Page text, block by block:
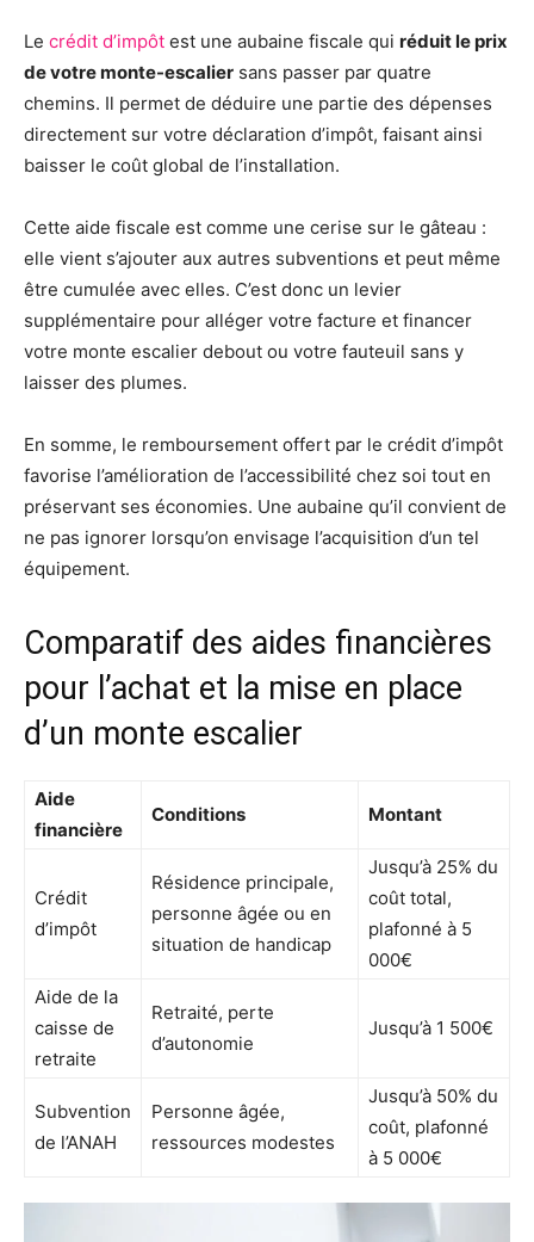
Le crédit d’impôt est une aubaine fiscale qui réduit le prix
de votre monte-escalier sans passer par quatre
chemins. Il permet de déduire une partie des dépenses
directement sur votre déclaration d’impôt, faisant ainsi
baisser le coût global de l’installation.
Cette aide fiscale est comme une cerise sur le gâteau :
elle vient s’ajouter aux autres subventions et peut même
être cumulée avec elles. C’est donc un levier
supplémentaire pour alléger votre facture et financer
votre monte escalier debout ou votre fauteuil sans y
laisser des plumes.
En somme, le remboursement offert par le crédit d’impôt
favorise l’amélioration de l’accessibilité chez soi tout en
préservant ses économies. Une aubaine qu’il convient de
ne pas ignorer lorsqu’on envisage l’acquisition d’un tel
équipement.
Comparatif des aides financières
pour l’achat et la mise en place
d’un monte escalier
Aide
financière
Conditions Montant
Crédit
d’impôt
Résidence principale,
personne âgée ou en
situation de handicap
Jusqu’à 25% du
coût total,
plafonné à 5
000€
Aide de la
caisse de
retraite
Retraité, perte
d’autonomie
Jusqu’à 1 500€
Subvention
de l’ANAH
Personne âgée,
ressources modestes
Jusqu’à 50% du
coût, plafonné
à 5 000€